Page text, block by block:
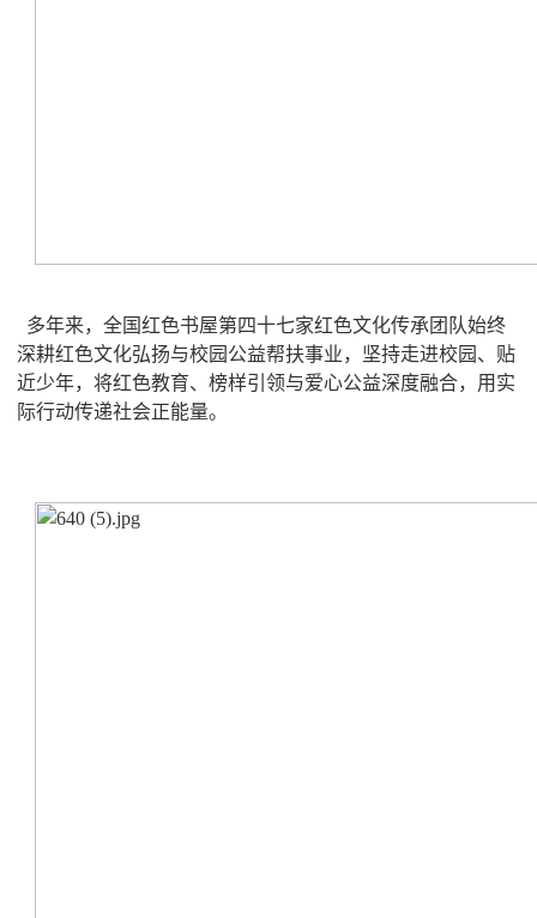
多年来，全国红色书屋第四十七家红色文化传承团队始终
深耕红色文化弘扬与校园公益帮扶事业，坚持走进校园、贴
近少年，将红色教育、榜样引领与爱心公益深度融合，用实
际行动传递社会正能量。